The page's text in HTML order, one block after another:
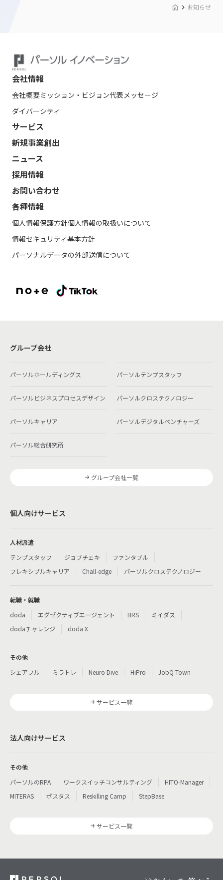
お知らせ
会社情報
会社概要ミッション・ビジョン代表メッセージ
ダイバーシティ
サービス
新規事業創出
ニュース
採用情報
お問い合わせ
各種情報
個人情報保護方針個人情報の取扱いについて
情報セキュリティ基本方針
パーソナルデータの外部送信について
グループ会社
パーソルホールディングス パーソルテンプスタッフ
パーソルビジネスプロセスデザイン パーソルクロステクノロジー
パーソルキャリア パーソルデジタルベンチャーズ
パーソル総合研究所
グループ会社一覧
個人向けサービス
人材派遣
テンプスタッフ
ジョブチェキ
ファンタブル
フレキシブルキャリア
Chall-edge パーソルクロステクノロジー
転職・就職
doda
エグゼクティブエージェント BRS
ミイダス
dodaチャレンジ
doda X
その他
シェアフル
ミラトレ Neuro Dive HiPro JobQ Town
サービス一覧
法人向けサービス
その他
パーソルのRPA
ワークスイッチコンサルティング
HITO-Manager
MITERAS
ポスタス Reskilling Camp StepBase
サービス一覧